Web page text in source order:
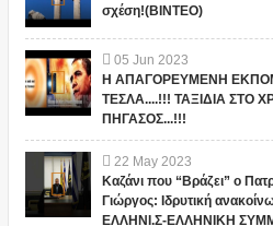
σχέση!(ΒΙΝΤΕΟ)
05 Jun 2023
Η ΑΠΑΓΟΡΕΥΜΕΝΗ
ΤΕΣΛΑ....!!! ΤΑΞΙΔΙΑ ΣΤΟ
ΠΗΓΑΣΟΣ...!!!
22 May 2023
Καζάνι που “Βράζει” ο
Γιώργος: Ιδρυτική
ΕΛΛΗΝΙ.Σ-ΕΛΛΗΝΙΚΗ